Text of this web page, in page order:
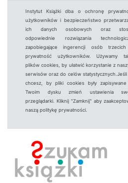
Instytut Książki dba o ochronę
użytkowników i bezpieczeństwo
ich danych osobowych oraz
odpowiednie rozwiązania
zapobiegające ingerencji osób
prywatność użytkowników. Używamy
plików cookies, by ułatwić korzystanie z
serwisów oraz do celów statystycznych.Jeśli
chcesz, by pliki cookies były
Twoim dysku zmień ustawienia
przeglądarki. Kliknij "Zamknij" aby
naszą politykę prywatności.